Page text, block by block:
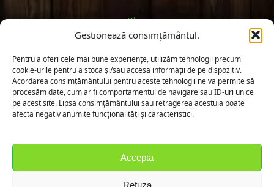
Gestionează consimțământul.
Pentru a oferi cele mai bune experiențe, utilizăm tehnologii precum
cookie-urile pentru a stoca și/sau accesa informații de pe dispozitiv.
Acordarea consimțământului pentru aceste tehnologii ne va permite să
procesăm date, cum ar fi comportamentul de navigare sau ID-uri unice
pe acest site. Lipsa consimțământului sau retragerea acestuia poate
afecta negativ anumite funcționalități și caracteristici.
Accepta
Refuza
Blog
Termeni și Condiții
Politica de Confidențialitate
Strada Cimitirului 30, Fierbinții de Jos, Judetul Ialomita